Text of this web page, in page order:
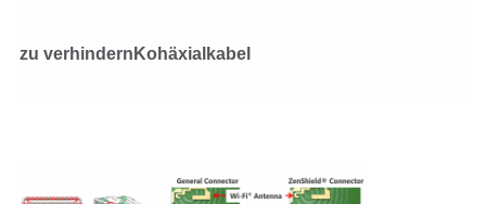
zu verhindern Kohäxialkabel